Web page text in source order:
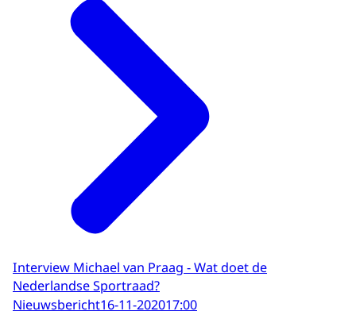
Interview Michael van Praag - Wat doet de
Nederlandse Sportraad?
Nieuwsbericht16-11-202017:00